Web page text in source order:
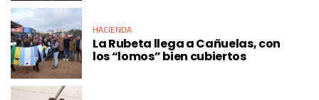
HACIENDA
La Rubeta llega a Cañuelas, con
los “lomos” bien cubiertos